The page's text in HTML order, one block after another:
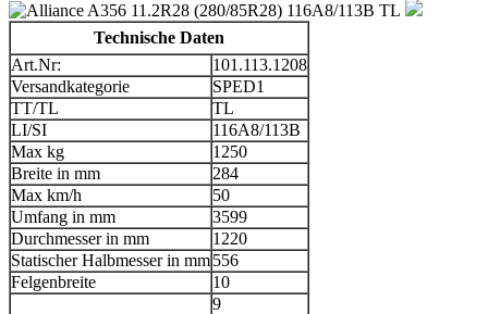
Technische Daten
Art.Nr:
101.113.1208
Versandkategorie
SPED1
TT/TL
TL
LI/SI
116A8/113B
Max kg
1250
Breite in mm
284
Max km/h
50
Umfang in mm
3599
Durchmesser in mm
1220
Statischer Halbmesser in mm556
Felgenbreite
10
9